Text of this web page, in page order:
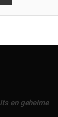
en geheime